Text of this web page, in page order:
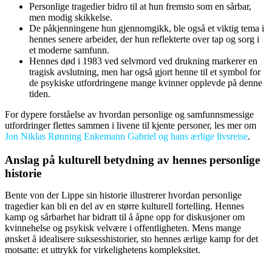
Personlige tragedier bidro til at hun fremsto som en sårbar,
men modig skikkelse.
De påkjenningene hun gjennomgikk, ble også et viktig tema i
hennes senere arbeider, der hun reflekterte over tap og sorg i
et moderne samfunn.
Hennes død i 1983 ved selvmord ved drukning markerer en
tragisk avslutning, men har også gjort henne til et symbol for
de psykiske utfordringene mange kvinner opplevde på denne
tiden.
For dypere forståelse av hvordan personlige og samfunnsmessige
utfordringer flettes sammen i livene til kjente personer, les mer om
Jon Niklas Rønning Enkemann Gabriel og hans ærlige livsreise.
Anslag på kulturell betydning av hennes personlige
historie
Bente von der Lippe sin historie illustrerer hvordan personlige
tragedier kan bli en del av en større kulturell fortelling. Hennes
kamp og sårbarhet har bidratt til å åpne opp for diskusjoner om
kvinnehelse og psykisk velvære i offentligheten. Mens mange
ønsket å idealisere suksesshistorier, sto hennes ærlige kamp for det
motsatte: et uttrykk for virkelighetens kompleksitet.